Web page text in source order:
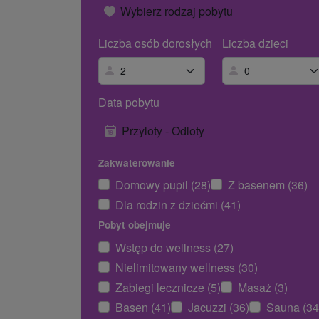
Wybierz rodzaj pobytu
Liczba osób dorosłych
Liczba dzieci
Data pobytu
Przyloty - Odloty
Zakwaterowanie
Domowy pupil (28)
Z basenem (36)
Dla rodzin z dziećmi (41)
Pobyt obejmuje
Wstęp do wellness (27)
Nielimitowany wellness (30)
Zabiegi lecznicze (5)
Masaż (3)
Basen (41)
Jacuzzi (36)
Sauna